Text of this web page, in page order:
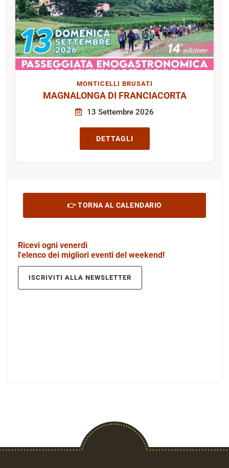
MONTICELLI BRUSATI
MAGNALONGA DI FRANCIACORTA
13 Settembre 2026
DETTAGLI
👉 TORNA AL CALENDARIO
Ricevi ogni venerdì
l'elenco dei migliori eventi del weekend!
ISCRIVITI ALLA NEWSLETTER